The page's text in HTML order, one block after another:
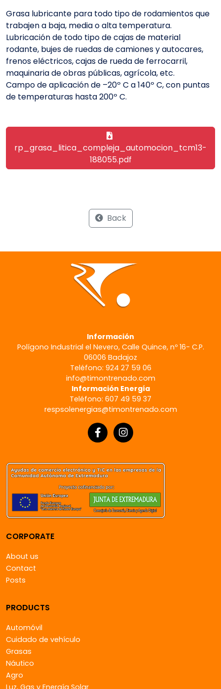
Grasa lubricante para todo tipo de rodamientos que
trabajen a baja, media o alta temperatura.
Lubricación de todo tipo de cajas de material
rodante, bujes de ruedas de camiones y autocares,
frenos eléctricos, cajas de rueda de ferrocarril,
maquinaria de obras públicas, agrícola, etc.
Campo de aplicación de –20º C a 140º C, con puntas
de temperaturas hasta 200º C.
rp_grasa_litica_compleja_automocion_tcm13-
188055.pdf
Back
Información
Polígono Industrial el Nevero, Calle Quince, nº 16- C.P.
06006 Badajoz
Teléfono: 924 27 59 06
info@timontrenado.com
Información Energía
Teléfono: 607 49 59 37
respsolenergias@timontrenado.com
CORPORATE
About us
Contact
Posts
PRODUCTS
Automóvil
Cuidado de vehículo
Grasas
Náutico
Agro
Luz, Gas y Energía Solar